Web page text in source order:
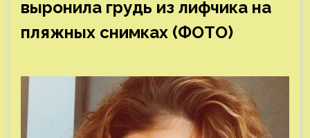
выронила грудь из лифчика на
пляжных снимках (ФОТО)